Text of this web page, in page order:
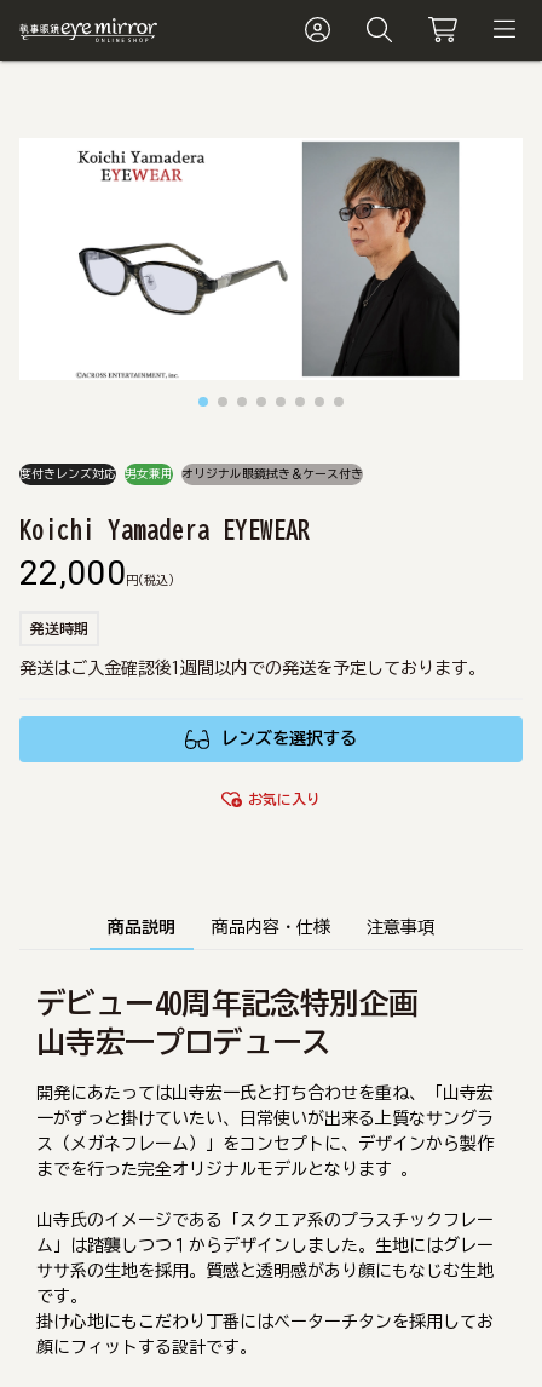
度付きレンズ対応 男女兼用 オリジナル眼鏡拭き＆ケース付き
Koichi Yamadera EYEWEAR
22,000 円 (税込)
発送時期
発送はご入金確認後1週間以内での発送を予定しております。
レンズを選択する
お気に入り
商品説明 商品内容・仕様 注意事項
デビュー40周年記念特別企画
山寺宏一プロデュース
開発にあたっては山寺宏一氏と打ち合わせを重ね、「山寺宏
一がずっと掛けていたい、日常使いが出来る上質なサングラ
ス（メガネフレーム）」をコンセプトに、デザインから製作
までを行った完全オリジナルモデルとなります 。
山寺氏のイメージである「スクエア系のプラスチックフレー
ム」は踏襲しつつ１からデザインしました。生地にはグレー
ササ系の生地を採用。質感と透明感があり顔にもなじむ生地
です。
掛け心地にもこだわり丁番にはベーターチタンを採用してお
顔にフィットする設計です。